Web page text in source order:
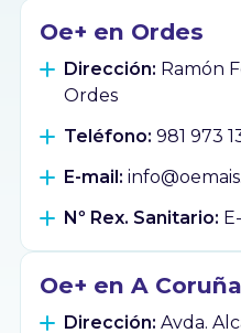
Oe+ en Ordes
Dirección: Ramón
Ordes
Teléfono: 981 973
E-mail:
Nº Rex. Sanitario:
Oe+ en A Coruña
Dirección: Avda.